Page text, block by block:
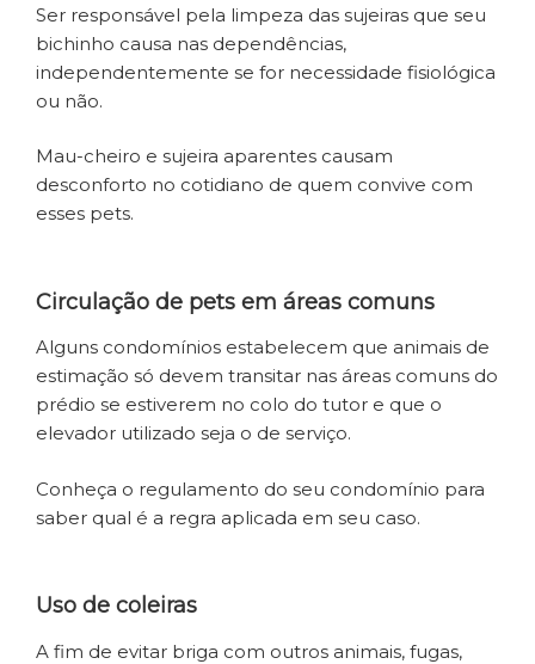
Ser responsável pela limpeza das sujeiras que seu
bichinho causa nas dependências,
independentemente se for necessidade fisiológica
ou não.
Mau-cheiro e sujeira aparentes causam
desconforto no cotidiano de quem convive com
esses pets.
Circulação de pets em áreas comuns
Alguns condomínios estabelecem que animais de
estimação só devem transitar nas áreas comuns do
prédio se estiverem no colo do tutor e que o
elevador utilizado seja o de serviço.
Conheça o regulamento do seu condomínio para
saber qual é a regra aplicada em seu caso.
Uso de coleiras
A fim de evitar briga com outros animais, fugas,